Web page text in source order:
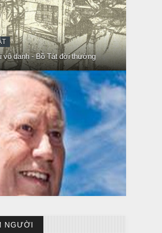
NGHĨA
THỰC SỰ
NGƯỜI